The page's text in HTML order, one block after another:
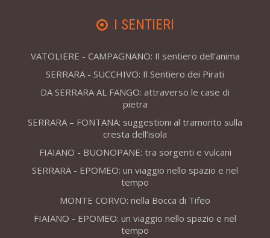
I SENTIERI
VATOLIERE - CAMPAGNANO: Il sentiero dell’anima
SERRARA - SUCCHIVO: Il Sentiero dei Pirati
DA SERRARA AL FANGO: attraverso le case di
pietra
SERRARA – FONTANA: suggestioni al tramonto sulla
cresta dell’isola
FIAIANO - BUONOPANE: tra sorgenti e vulcani
SERRARA - EPOMEO: un viaggio nello spazio e nel
tempo
MONTE CORVO: nella Bocca di Tifeo
FIAIANO - EPOMEO: un viaggio nello spazio e nel
tempo